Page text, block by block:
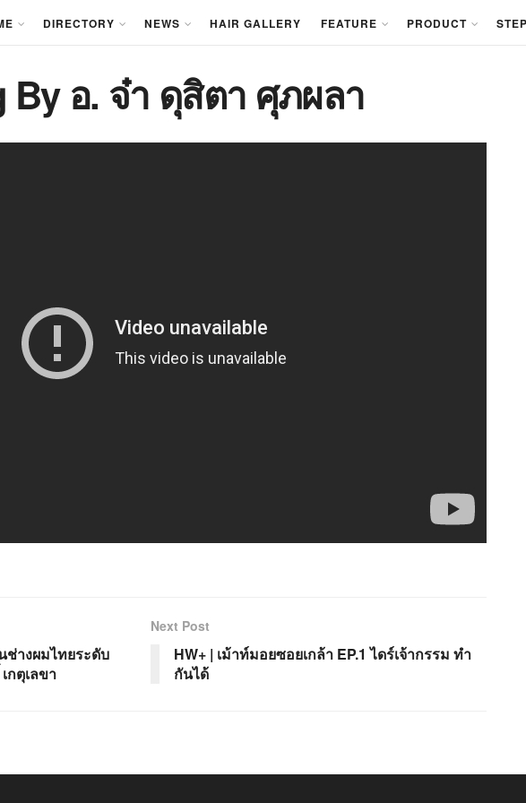
DIRECTORY NEWS HAIR GALLERY FEATURE PRODUCT
By อ. จ๋า ดุสิตา ศุภผลา
ช่างผมไทยระดับ
กตุเลขา
Next Post
HW+ | เม้าท์มอยซอยเกล้า EP.1 ไดร์เจ้ากรรม ทำ
กันได้